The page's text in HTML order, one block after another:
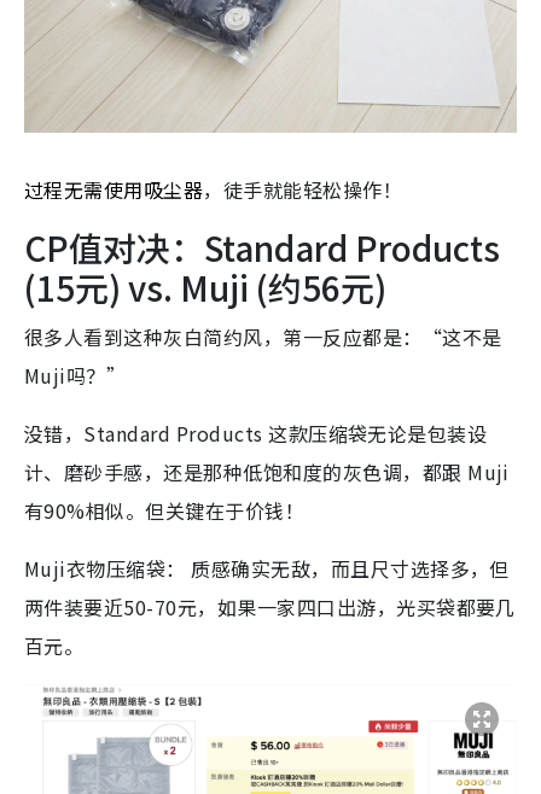
过程无需使用吸尘器，徒手就能轻松操作！
CP值对决：Standard Products
(15元) vs. Muji (约56元)
很多人看到这种灰白简约风，第一反应都是：“这不是
Muji吗？”
没错，Standard Products 这款压缩袋无论是包装设
计、磨砂手感，还是那种低饱和度的灰色调，都跟 Muji
有90%相似。但关键在于价钱！
Muji衣物压缩袋：
质感确实无敌，而且尺寸选择多，但
两件装要近50-70元，如果一家四口出游，光买袋都要几
百元。